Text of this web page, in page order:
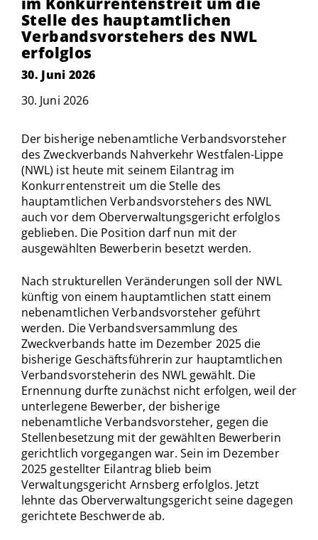
Stelle des hauptamtlichen
Verbandsvorstehers des NWL
erfolglos
30. Juni 2026
30. Juni 2026
Der bisherige nebenamtliche Verbandsvorsteher
des Zweckverbands Nahverkehr Westfalen-Lippe
(NWL) ist heute mit seinem Eilantrag im
Konkurrentenstreit um die Stelle des
hauptamtlichen Verbandsvorstehers des NWL
auch vor dem Oberverwaltungsgericht erfolglos
geblieben. Die Position darf nun mit der
ausgewählten Bewerberin besetzt werden.
Nach strukturellen Veränderungen soll der NWL
künftig von einem hauptamtlichen statt einem
nebenamtlichen Verbandsvorsteher geführt
werden. Die Verbandsversammlung des
Zweckverbands hatte im Dezember 2025 die
bisherige Geschäftsführerin zur hauptamtlichen
Verbandsvorsteherin des NWL gewählt. Die
Ernennung durfte zunächst nicht erfolgen, weil der
unterlegene Bewerber, der bisherige
nebenamtliche Verbandsvorsteher, gegen die
Stellenbesetzung mit der gewählten Bewerberin
gerichtlich vorgegangen war. Sein im Dezember
2025 gestellter Eilantrag blieb beim
Verwaltungsgericht Arnsberg erfolglos. Jetzt
lehnte das Oberverwaltungsgericht seine dagegen
gerichtete Beschwerde ab.